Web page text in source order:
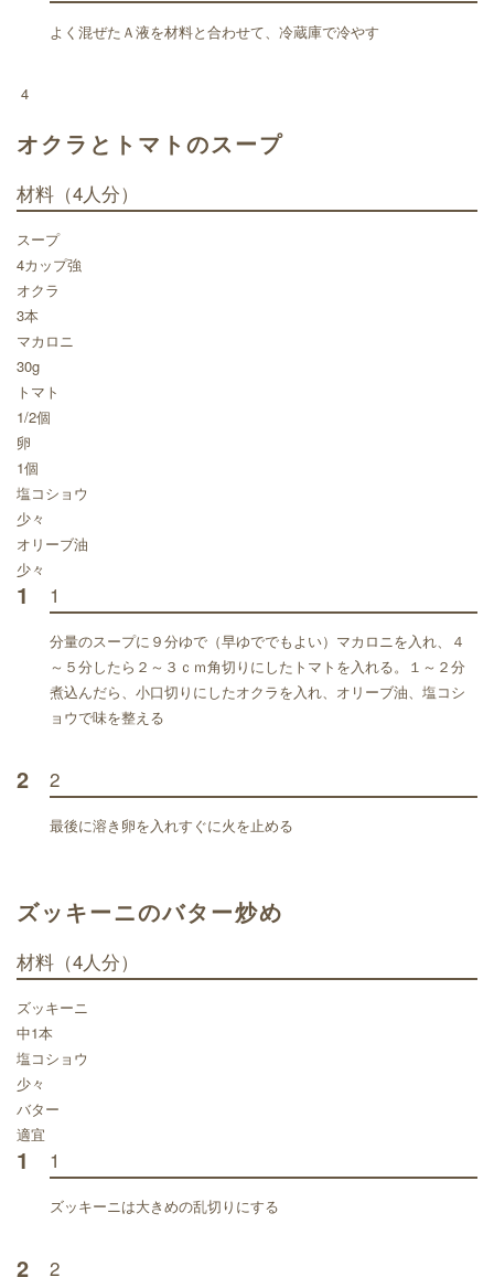
よく混ぜたＡ液を材料と合わせて、冷蔵庫で冷やす
4
オクラとトマトのスープ
材料 （4人分）
スープ
4カップ強
オクラ
3本
マカロニ
30g
トマト
1/2個
卵
1個
塩コショウ
少々
オリーブ油
少々
1
分量のスープに９分ゆで（早ゆででもよい）マカロニを入れ、４
～５分したら２～３ｃｍ角切りにしたトマトを入れる。１～２分
煮込んだら、小口切りにしたオクラを入れ、オリーブ油、塩コシ
ョウで味を整える
1
2
最後に溶き卵を入れすぐに火を止める
2
ズッキーニのバター炒め
材料 （4人分）
ズッキーニ
中1本
塩コショウ
少々
バター
適宜
1
ズッキーニは大きめの乱切りにする
1
2
2